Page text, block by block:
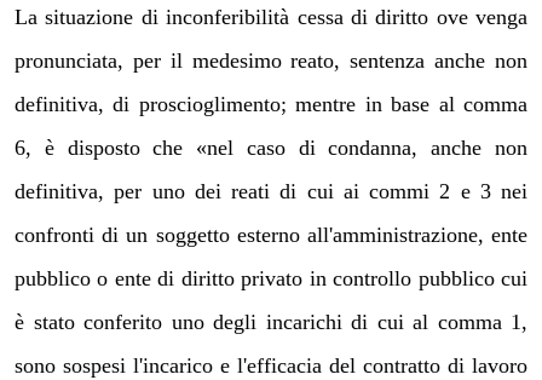
La situazione di inconferibilità cessa di diritto ove venga
pronunciata, per il medesimo reato, sentenza anche non
definitiva, di proscioglimento; mentre in base al comma
6, è disposto che «nel caso di condanna, anche non
definitiva, per uno dei reati di cui ai commi 2 e 3 nei
confronti di un soggetto esterno all'amministrazione, ente
pubblico o ente di diritto privato in controllo pubblico cui
è stato conferito uno degli incarichi di cui al comma 1,
sono sospesi l'incarico e l'efficacia del contratto di lavoro